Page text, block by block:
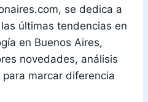
se dedica a
últimas tendencias en
en Buenos Aires,
novedades, análisis
marcar diferencia